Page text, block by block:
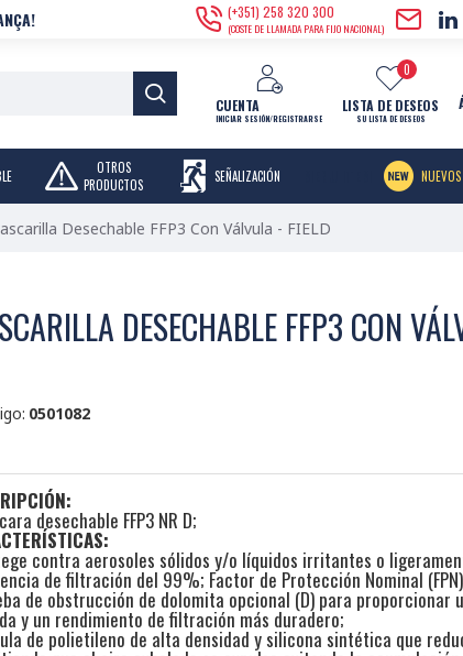
(+351) 258 320 300
(COSTE DE LLAMADA PARA FIJO NACIONAL)
CUENTA
INICIAR SESIÓN/REGISTRARSE
LISTA DE DESEOS
SU LISTA DE DESEOS
0
OTROS
PRODUCTOS
SEÑALIZACIÓN
Desechable FFP3 Con Válvula - FIELD
DESECHABLE FFP3 CON
0501082
desechable FFP3 NR D;
contra aerosoles sólidos y/o líquidos irritantes o
de filtración del 99%; Factor de Protección Nominal
de obstrucción de dolomita opcional (D) para proporcionar
y un rendimiento de filtración más duradero;
de polietileno de alta densidad y silicona sintética que